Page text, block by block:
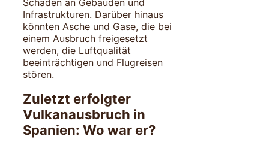
Infrastrukturen. Darüber hinaus
könnten Asche und Gase, die bei
einem Ausbruch freigesetzt
werden, die Luftqualität
beeinträchtigen und Flugreisen
stören.
Zuletzt erfolgter
Vulkanausbruch in
Spanien: Wo war er?